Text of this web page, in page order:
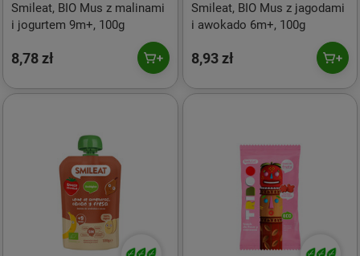
Smileat, BIO Mus z malinami
i jogurtem 9m+, 100g
8,78 zł
Smileat, BIO Mus z jagodami
i awokado 6m+, 100g
8,93 zł